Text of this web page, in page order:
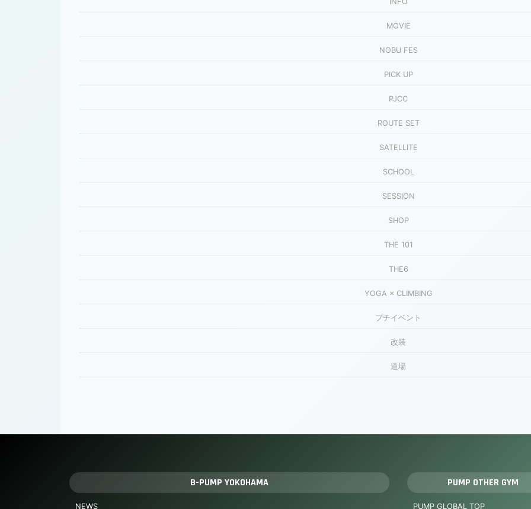
MOVIE
NOBU FES
PICK UP
PJCC
ROUTE SET
SATELLITE
SCHOOL
SESSION
SHOP
THE 101
THE6
YOGA × CLIMBING
プチイベント
改装
道場
B-PUMP YOKOHAMA
NEWS
PUMP OTHER GYM
PUMP GLOBAL TOP